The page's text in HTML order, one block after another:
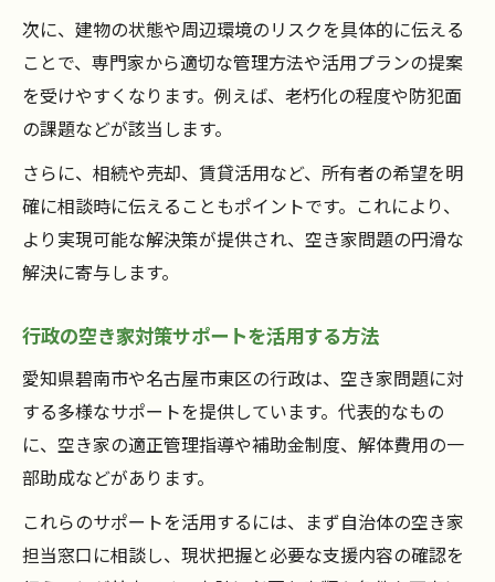
次に、建物の状態や周辺環境のリスクを具体的に伝える
ことで、専門家から適切な管理方法や活用プランの提案
を受けやすくなります。例えば、老朽化の程度や防犯面
の課題などが該当します。
さらに、相続や売却、賃貸活用など、所有者の希望を明
確に相談時に伝えることもポイントです。これにより、
より実現可能な解決策が提供され、空き家問題の円滑な
解決に寄与します。
行政の空き家対策サポートを活用する方法
愛知県碧南市や名古屋市東区の行政は、空き家問題に対
する多様なサポートを提供しています。代表的なもの
に、空き家の適正管理指導や補助金制度、解体費用の一
部助成などがあります。
これらのサポートを活用するには、まず自治体の空き家
担当窓口に相談し、現状把握と必要な支援内容の確認を